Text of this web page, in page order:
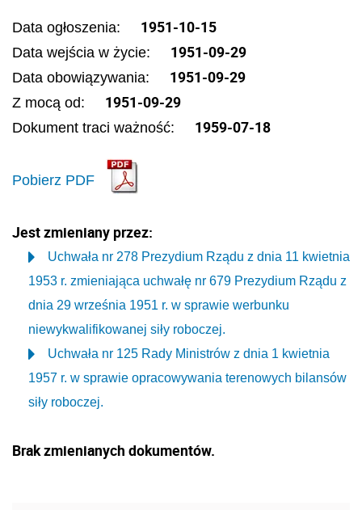
Data ogłoszenia: 1951-10-15
Data wejścia w życie: 1951-09-29
Data obowiązywania: 1951-09-29
Z mocą od: 1951-09-29
Dokument traci ważność: 1959-07-18
Pobierz PDF
Jest zmieniany przez:
Uchwała nr 278 Prezydium Rządu z dnia 11 kwietnia
1953 r. zmieniająca uchwałę nr 679 Prezydium Rządu z
dnia 29 września 1951 r. w sprawie werbunku
niewykwalifikowanej siły roboczej.
Uchwała nr 125 Rady Ministrów z dnia 1 kwietnia
1957 r. w sprawie opracowywania terenowych bilansów
siły roboczej.
Brak zmienianych dokumentów.